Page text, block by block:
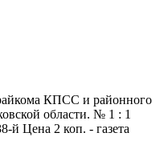
КПСС и районного
области. № 1 : 1
й Цена 2 коп. - газета